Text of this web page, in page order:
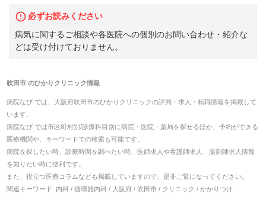
必ずお読みください
病気に関するご相談や各医院への個別のお問い合わせ・紹介な
どは受け付けておりません。
吹田市のひかりクリニック情報
病院なび では、 大阪府吹田市のひかりクリニックの評判・求人・転職情報を掲載して
います。
病院なび では市区町村別/診療科目別に病院・医院・薬局を探せるほか、予約ができる
医療機関や、キーワードでの検索も可能です。
病院を探したい時、診療時間を調べたい時、医師求人や看護師求人、薬剤師求人情報
を知りたい時に便利です。
また、役立つ医療コラムなども掲載していますので、是非ご覧になってください。
関連キーワード: 内科 / 循環器内科 / 大阪府 / 吹田市 / クリニック / かかりつけ